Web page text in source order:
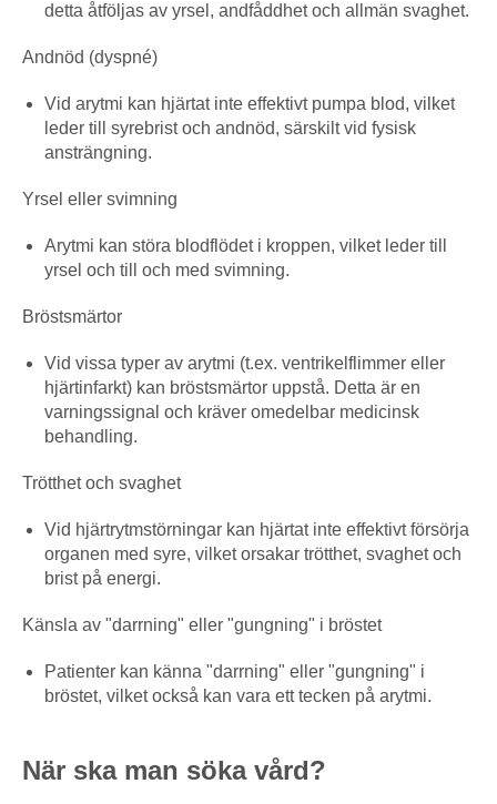
detta åtföljas av yrsel, andfåddhet och allmän svaghet.
Andnöd (dyspné)
Vid arytmi kan hjärtat inte effektivt pumpa blod, vilket
leder till syrebrist och andnöd, särskilt vid fysisk
ansträngning.
Yrsel eller svimning
Arytmi kan störa blodflödet i kroppen, vilket leder till
yrsel och till och med svimning.
Bröstsmärtor
Vid vissa typer av arytmi (t.ex. ventrikelflimmer eller
hjärtinfarkt) kan bröstsmärtor uppstå. Detta är en
varningssignal och kräver omedelbar medicinsk
behandling.
Trötthet och svaghet
Vid hjärtrytmstörningar kan hjärtat inte effektivt försörja
organen med syre, vilket orsakar trötthet, svaghet och
brist på energi.
Känsla av "darrning" eller "gungning" i bröstet
Patienter kan känna "darrning" eller "gungning" i
bröstet, vilket också kan vara ett tecken på arytmi.
När ska man söka vård?